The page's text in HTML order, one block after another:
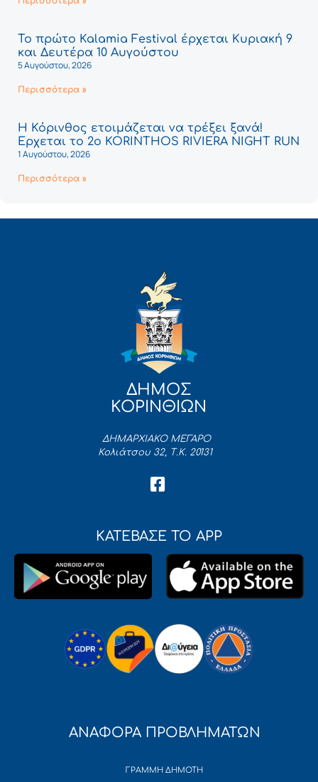
Το πρώτο Kalamia Festival έρχεται Κυριακή 9
και Δευτέρα 10 Αυγούστου
5 Αυγούστου, 2026
Περισσότερα »
Η Κόρινθος ετοιμάζεται να τρέξει ξανά!
Έρχεται το 2ο KORINTHOS RIVIERA NIGHT RUN
1 Αυγούστου, 2026
Περισσότερα »
ΔΗΜΟΣ
ΚΟΡΙΝΘΙΩΝ
ΔΗΜΑΡΧΙΑΚΟ ΜΕΓΑΡΟ
Κολιάτσου 32, Τ.Κ. 20131
ΚΑΤΕΒΑΣΕ ΤΟ APP
ΑΝΑΦΟΡΑ ΠΡΟΒΛΗΜΑΤΩΝ
ΓΡΑΜΜΗ ΔΗΜΟΤΗ